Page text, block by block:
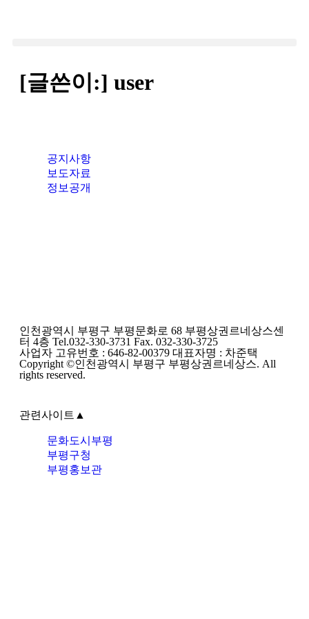
[글쓴이:] user
공지사항
보도자료
정보공개
인천광역시 부평구 부평문화로 68 부평상권르네상스센
터 4층 Tel.032-330-3731 Fax. 032-330-3725
사업자 고유번호 : 646-82-00379 대표자명 : 차준택
Copyright ©인천광역시 부평구 부평상권르네상스. All
rights reserved.
관련사이트 ▲
문화도시부평
부평구청
부평홍보관